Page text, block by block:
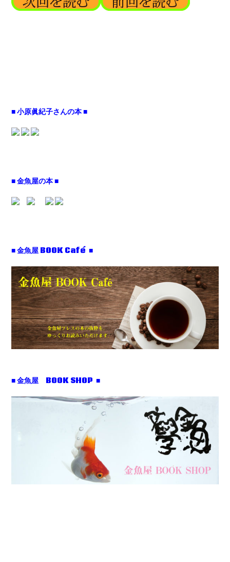
■ 小原眞紀子さんの本 ■
■ 金魚屋の本 ■
■ 金魚屋 BOOK Café ■
■ 金魚屋 BOOK SHOP ■